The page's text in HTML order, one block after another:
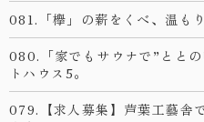
081.「欅」の薪をくべ、温も
080.「家でもサウナで”とと
トハウス5。
079.【求人募集】芦葉工藝舎